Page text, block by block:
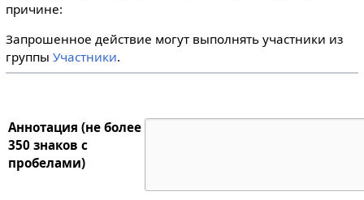
причине:
Запрошенное действие могут выполнять участники из
группы Участники.
Аннотация (не более
350 знаков с
пробелами)